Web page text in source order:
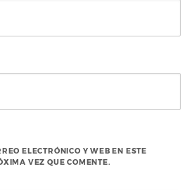
ELECTRÓNICO Y WEB EN ESTE
VEZ QUE COMENTE.